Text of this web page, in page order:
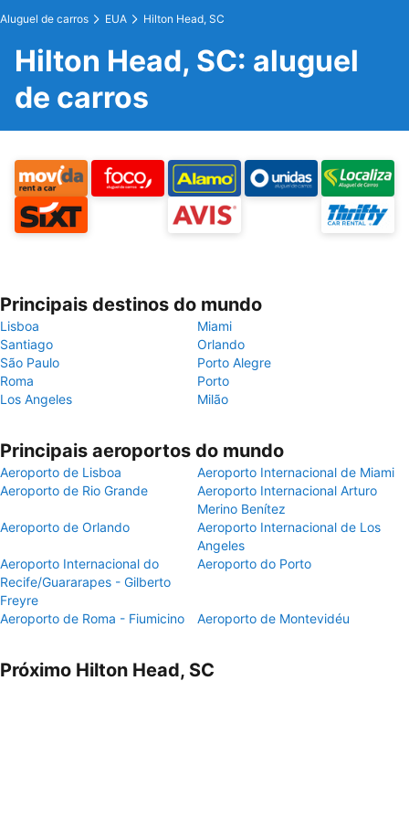
Aluguel de carros EUA Hilton Head, SC
Hilton Head, SC: aluguel
de carros
Principais destinos do mundo
Lisboa
Miami
Santiago
Orlando
São Paulo
Porto Alegre
Roma
Porto
Los Angeles
Milão
Principais aeroportos do mundo
Aeroporto de Lisboa
Aeroporto Internacional de Miami
Aeroporto de Rio Grande
Aeroporto Internacional Arturo
Merino Benítez
Aeroporto de Orlando
Aeroporto Internacional de Los
Angeles
Aeroporto Internacional do
Recife/Guararapes - Gilberto
Freyre
Aeroporto do Porto
Aeroporto de Roma - Fiumicino Aeroporto de Montevidéu
Próximo Hilton Head, SC